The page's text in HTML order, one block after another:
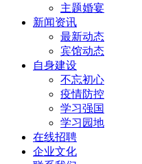
主题婚宴
新闻资讯
最新动态
宾馆动态
自身建设
不忘初心
疫情防控
学习强国
学习园地
在线招聘
企业文化